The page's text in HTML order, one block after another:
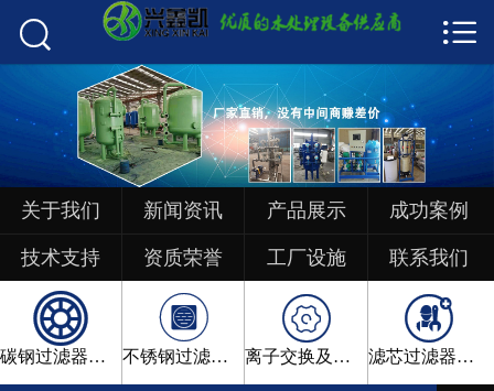
 首页
新闻资讯
成功案例
技术支持
工厂设施


关于我们 新闻资讯 产品展示 成功案例
技术支持 资质荣誉 工厂设施 联系我们

碳钢过滤器系列

不锈钢过滤器系列

离子交换及软化系列

滤芯过滤器系列